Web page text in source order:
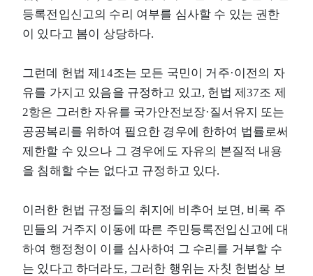
등록전입신고의 수리 여부를 심사할 수 있는 권한
이 있다고 봄이 상당하다.
그런데 헌법 제14조는 모든 국민이 거주·이전의 자
유를 가지고 있음을 규정하고 있고, 헌법 제37조 제
2항은 그러한 자유를 국가안전보장·질서유지 또는
공공복리를 위하여 필요한 경우에 한하여 법률로써
제한할 수 있으나 그 경우에도 자유의 본질적 내용
을 침해할 수는 없다고 규정하고 있다.
이러한 헌법 규정들의 취지에 비추어 보면, 비록 주
민들의 거주지 이동에 따른 주민등록전입신고에 대
하여 행정청이 이를 심사하여 그 수리를 거부할 수
는 있다고 하더라도, 그러한 행위는 자칫 헌법상 보